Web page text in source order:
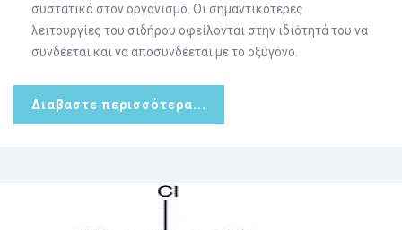
συστατικά στον οργανισμό. Οι σημαντικότερες
λειτουργίες του σιδήρου οφείλονται στην ιδιότητά του να
συνδέεται και να αποσυνδέεται με το οξυγόνο.
Διαβαστε περισσότερα...